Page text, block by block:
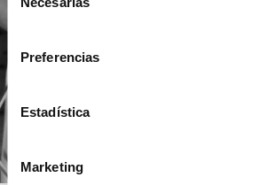
consentimiento
Preferencias
Estadística
Marketing